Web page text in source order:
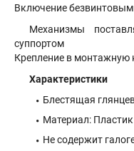
Включение
Механизмы
суппортом
Крепление в монтажную
Характеристики
Блестящая
Материал:
Не содержит